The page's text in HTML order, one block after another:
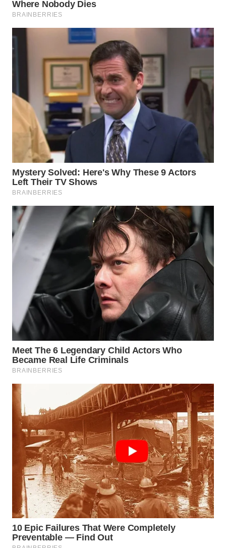
WN
INDRAMAYU
KUNINGAN
MAJALENGKA
WN
SUBANG
WN
SUKABUMI
WN
PURWAKARTA
PRIANGAN
WN
SEMARANG
WN
SOLO
WN
BOROBUDUR
MADURA
WN
SURABAYA
WN
NATUNA
WN
BINTAN
WN